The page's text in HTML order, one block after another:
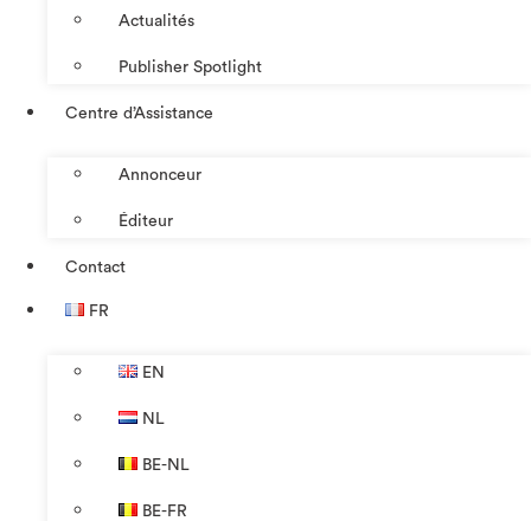
Actualités
Publisher Spotlight
Centre d’Assistance
Annonceur
Éditeur
Contact
FR
EN
NL
BE-NL
BE-FR